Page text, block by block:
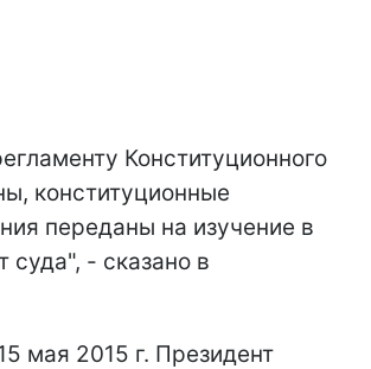
Конституционного
конституционные
переданы на изучение в
суда", - сказано в
мая 2015 г. Президент